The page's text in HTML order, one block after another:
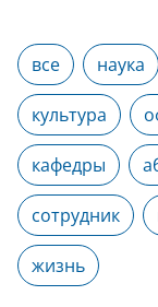
все наука
культура
кафедры
сотрудник
жизнь